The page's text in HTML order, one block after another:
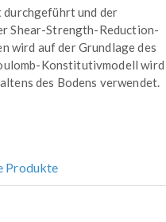
durchgeführt und der
Shear-Strength-Reduction-
wird auf der Grundlage des
Konstitutivmodell wird
des Bodens verwendet.
Produkte